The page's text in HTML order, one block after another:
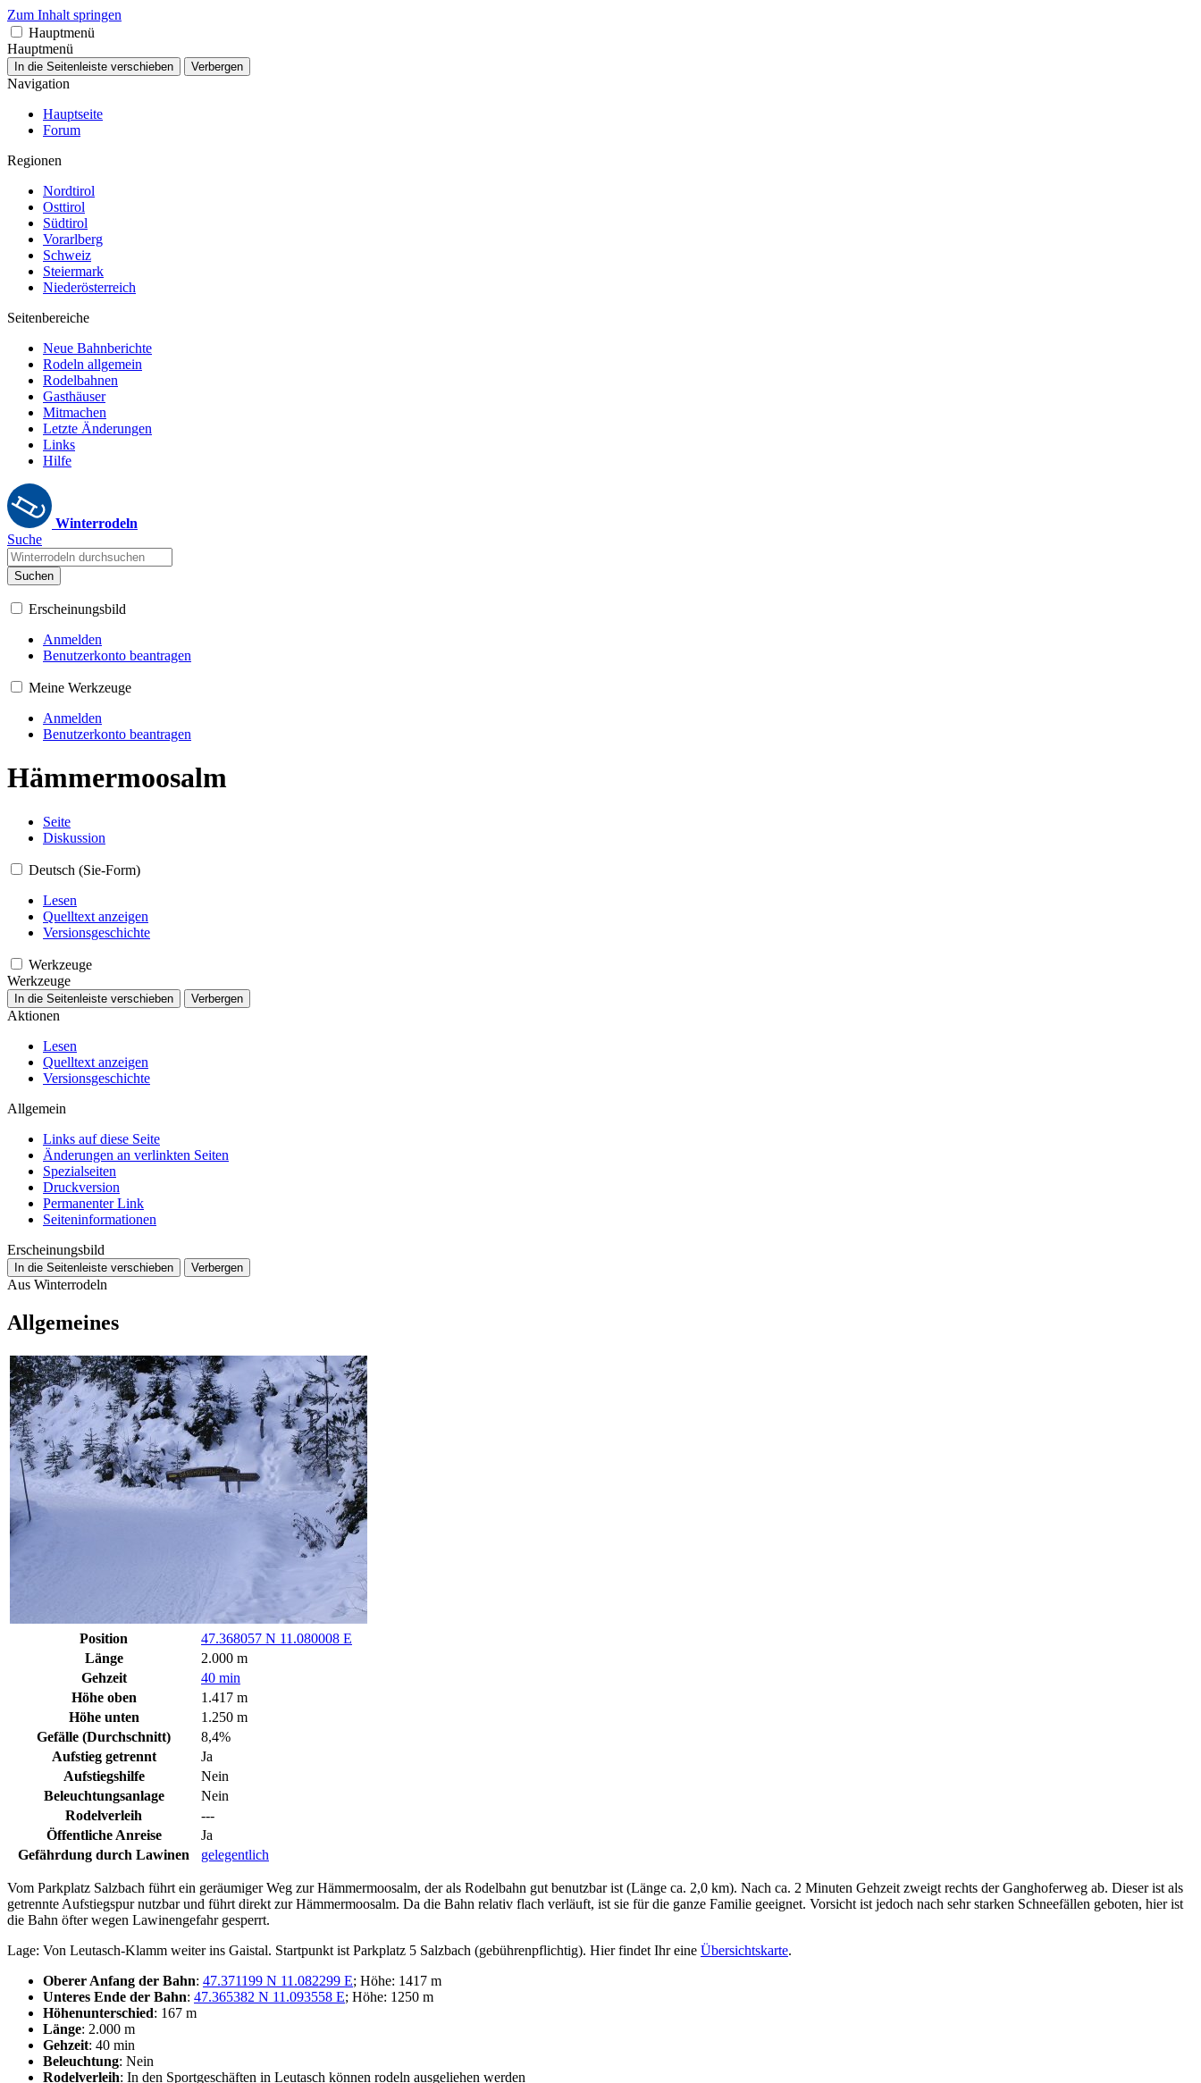
Zum Inhalt springen
Hauptmenü
Hauptmenü
In die Seitenleiste verschieben Verbergen
Navigation
Hauptseite
Forum
Regionen
Nordtirol
Osttirol
Südtirol
Vorarlberg
Schweiz
Steiermark
Niederösterreich
Seitenbereiche
Neue Bahnberichte
Rodeln allgemein
Rodelbahnen
Gasthäuser
Mitmachen
Letzte Änderungen
Links
Hilfe
Winterrodeln
Suche
Suchen
Erscheinungsbild
Anmelden
Benutzerkonto beantragen
Meine Werkzeuge
Anmelden
Benutzerkonto beantragen
Hämmermoosalm
Seite
Diskussion
Deutsch (Sie-Form)
Lesen
Quelltext anzeigen
Versionsgeschichte
Werkzeuge
Werkzeuge
In die Seitenleiste verschieben Verbergen
Aktionen
Lesen
Quelltext anzeigen
Versionsgeschichte
Allgemein
Links auf diese Seite
Änderungen an verlinkten Seiten
Spezialseiten
Druckversion
Permanenter Link
Seiten­­informationen
Erscheinungsbild
In die Seitenleiste verschieben Verbergen
Aus Winterrodeln
Allgemeines
Position
47.368057 N 11.080008 E
Länge
2.000 m
Gehzeit
40 min
Höhe oben
1.417 m
Höhe unten
1.250 m
Gefälle (Durchschnitt)
8,4%
Aufstieg getrennt
Ja
Aufstiegshilfe
Nein
Beleuchtungsanlage
Nein
Rodelverleih
---
Öffentliche Anreise
Ja
Gefährdung durch Lawinen
gelegentlich
Vom Parkplatz Salzbach führt ein geräumiger Weg zur Hämmermoosalm, der als Rodelbahn gut benutzbar ist (Länge ca. 2,0 km). Nach ca. 2 Minuten Gehzeit zweigt rechts der Ganghoferweg ab. Dieser ist als
getrennte Aufstiegspur nutzbar und führt direkt zur Hämmermoosalm. Da die Bahn relativ flach verläuft, ist sie für die ganze Familie geeignet. Vorsicht ist jedoch nach sehr starken Schneefällen geboten, hier ist
die Bahn öfter wegen Lawinengefahr gesperrt.
Lage: Von Leutasch-Klamm weiter ins Gaistal. Startpunkt ist Parkplatz 5 Salzbach (gebührenpflichtig). Hier findet Ihr eine Übersichtskarte.
Oberer Anfang der Bahn: 47.371199 N 11.082299 E; Höhe: 1417 m
Unteres Ende der Bahn: 47.365382 N 11.093558 E; Höhe: 1250 m
Höhenunterschied: 167 m
Länge: 2.000 m
Gehzeit: 40 min
Beleuchtung: Nein
Rodelverleih: In den Sportgeschäften in Leutasch können rodeln ausgeliehen werden